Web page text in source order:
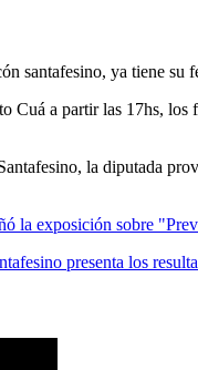
santafesino, ya tiene su
Cuá a partir las 17hs,
la diputada
la exposición sobre
presenta los